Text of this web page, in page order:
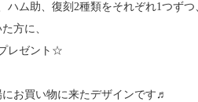
ハム助、復刻2種類をそれぞれ1つずつ
方に、
レゼント☆
お買い物に来たデザインです♬